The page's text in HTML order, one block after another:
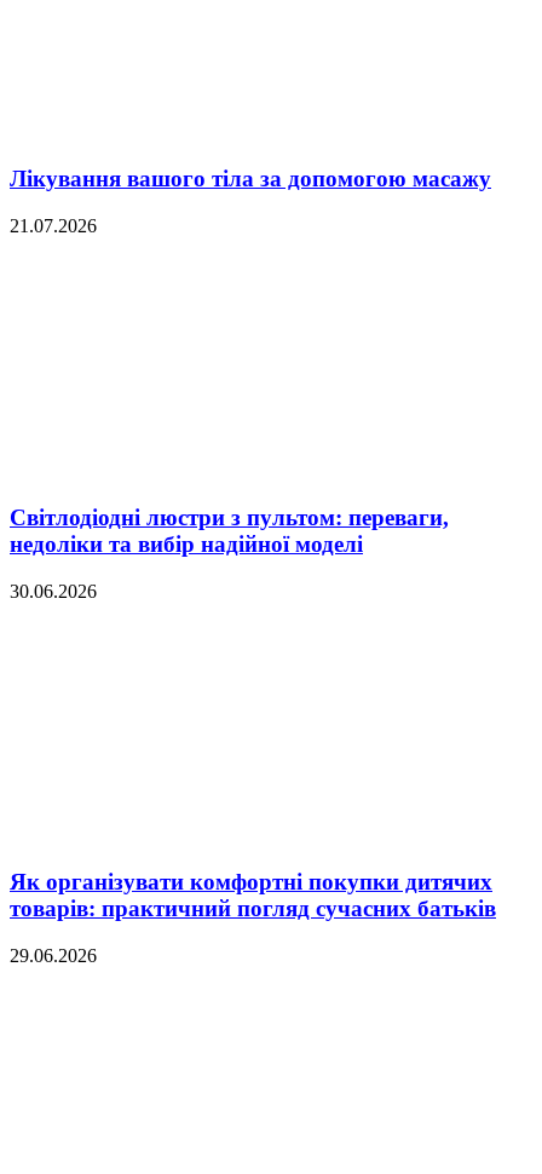
Лікування вашого тіла за допомогою масажу
21.07.2026
Світлодіодні люстри з пультом: переваги,
недоліки та вибір надійної моделі
30.06.2026
Як організувати комфортні покупки дитячих
товарів: практичний погляд сучасних батьків
29.06.2026